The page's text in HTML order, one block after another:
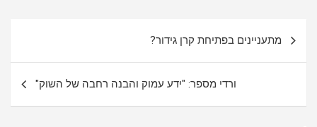
מתעניינים בפתיחת קרן גידור?
ורדי מספר: "ידע עמוק והבנה רחבה של השוק"